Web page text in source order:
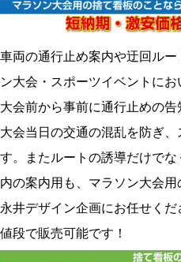
車両の通行止め案内や迂回ル
ン大会・スポーツイベントにお
大会前から事前に通行止めの告
大会当日の交通の混乱を防ぎ
す。またルートの誘導だけで
内の案内用も、マラソン大会
永井デザイン企画にお任せく
値段で販売可能です！